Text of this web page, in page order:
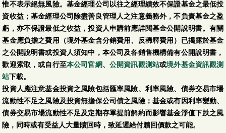
惟不表示絕無風險。基金經理公司以往之經理績效不保證基金之最低投
資收益；基金經理公司除盡善良管理人之注意義務外，不負責基金之盈
虧，亦不保證最低之收益，投資人申購前應詳閱基金公開說明書。有關
基金應負擔之費用（境外基金含分銷費用、反稀釋費用）已揭露於基金
之公開說明書或投資人須知中，本公司及各銷售機構備有公開說明書，
歡迎索取，或自行至本公司官網、 公開資訊觀測站或境外基金資訊觀測
站下載。
投資人應注意基金投資之風險包括匯率風險、利率風險、債券交易市場
流動性不足之風險及投資無擔保公司債之風險；基金或有因利率變動、
債券交易市場流動性不足及定期存單提前解約而影響基金淨值下跌之風
險，同時或有受益人大量贖回時，致延遲給付贖回價款之可能。